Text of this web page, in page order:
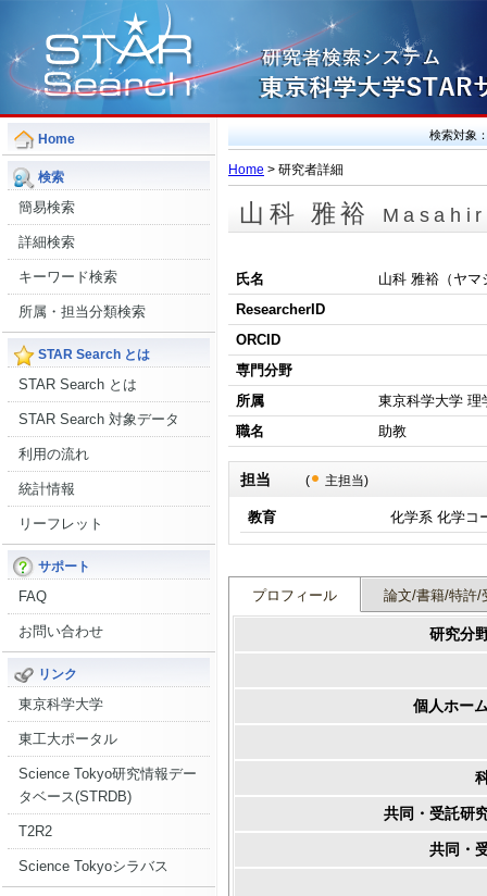
Home
検索
簡易検索
詳細検索
キーワード検索
所属・担当分類検索
STAR Search とは
STAR Search とは
STAR Search 対象データ
利用の流れ
統計情報
リーフレット
サポート
FAQ
お問い合わせ
リンク
東京科学大学
東工大ポータル
Science Tokyo研究情報デー
タベース(STRDB)
T2R2
Science Tokyoシラバス
検索対象
Home > 研究者詳細
山科 雅裕
氏名
山科 雅裕（ヤマ
ResearcherID
ORCID
専門分野
所属
東京科学大学 理
職名
助教
( 主担当)
教育 化学系 化学コ
プロフィール 論文/書籍/特許/
研究分
個人ホー
共同・受託研
共同・